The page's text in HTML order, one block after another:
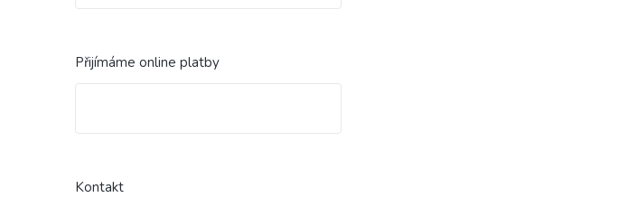
Přijímáme online platby
Kontakt